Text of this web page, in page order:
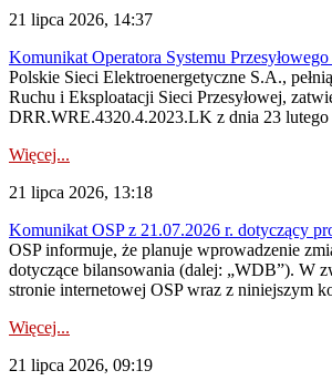
21 lipca 2026, 14:37
Komunikat Operatora Systemu
Polskie Sieci Elektroenergetyczne S.A.,
Ruchu i Eksploatacji Sieci Przesyłowej,
DRR.WRE.4320.4.2023.LK z dnia 23 lutego
Więcej...
21 lipca 2026, 13:18
Komunikat OSP z 21.07.2026 r. dotyczący
OSP informuje, że planuje wprowadzenie
dotyczące bilansowania (dalej: „WDB”). W
stronie internetowej OSP wraz z niniejszym
Więcej...
21 lipca 2026, 09:19